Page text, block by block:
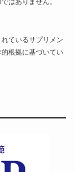
はありません。
ているサプリメン
根拠に基づいてい